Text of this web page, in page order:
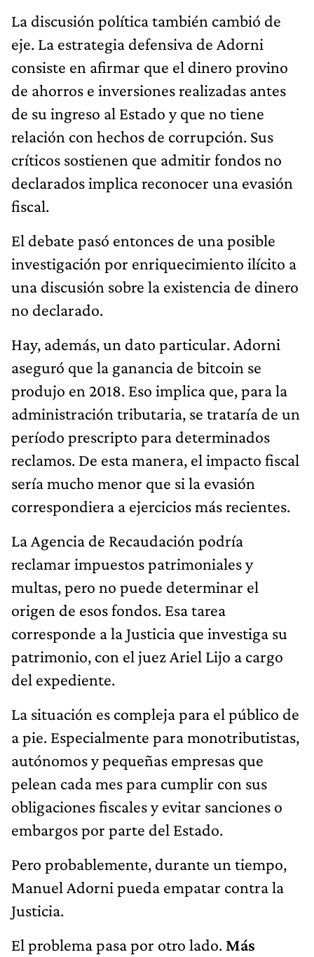
La discusión política también cambió de
eje. La estrategia defensiva de Adorni
consiste en afirmar que el dinero provino
de ahorros e inversiones realizadas antes
de su ingreso al Estado y que no tiene
relación con hechos de corrupción. Sus
críticos sostienen que admitir fondos no
declarados implica reconocer una evasión
fiscal.
El debate pasó entonces de una posible
investigación por enriquecimiento ilícito a
una discusión sobre la existencia de dinero
no declarado.
Hay, además, un dato particular. Adorni
aseguró que la ganancia de bitcoin se
produjo en 2018. Eso implica que, para la
administración tributaria, se trataría de un
período prescripto para determinados
reclamos. De esta manera, el impacto fiscal
sería mucho menor que si la evasión
correspondiera a ejercicios más recientes.
La Agencia de Recaudación podría
reclamar impuestos patrimoniales y
multas, pero no puede determinar el
origen de esos fondos. Esa tarea
corresponde a la Justicia que investiga su
patrimonio, con el juez Ariel Lijo a cargo
del expediente.
La situación es compleja para el público de
a pie. Especialmente para monotributistas,
autónomos y pequeñas empresas que
pelean cada mes para cumplir con sus
obligaciones fiscales y evitar sanciones o
embargos por parte del Estado.
Pero probablemente, durante un tiempo,
Manuel Adorni pueda empatar contra la
Justicia.
El problema pasa por otro lado. Más